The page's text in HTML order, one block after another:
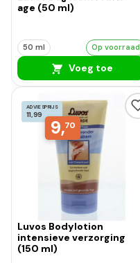
age (50 ml)
50 ml Op voorraad
Voeg toe
ADVIESPRIJS
11,99
9,70
Luvos Bodylotion
intensieve verzorging
(150 ml)